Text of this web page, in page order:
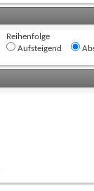
Reihenfolge
Aufsteigend